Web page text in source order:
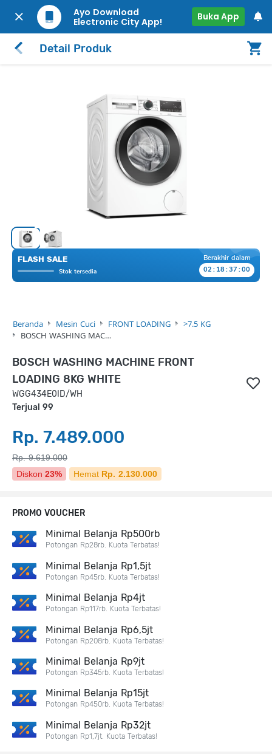
Ayo Download
Electronic City App!
Buka App
Detail Produk
Beranda Mesin Cuci FRONT LOADING
>7.5 KG
BOSCH WASHING MAC…
FLASH SALE
Stok tersedia
Berakhir dalam
02 : 18:37 :00
BOSCH WASHING MACHINE FRONT
LOADING 8KG WHITE
WGG434E0ID/WH
Terjual 99
Rp. 7.489.000
Rp. 9.619.000
Diskon 23% Hemat Rp. 2.130.000
PROMO VOUCHER
Minimal Belanja Rp500rb
Potongan Rp28rb. Kuota Terbatas!
Minimal Belanja Rp1,5jt
Potongan Rp45rb. Kuota Terbatas!
Minimal Belanja Rp4jt
Potongan Rp117rb. Kuota Terbatas!
Minimal Belanja Rp6,5jt
Potongan Rp208rb. Kuota Terbatas!
Minimal Belanja Rp9jt
Potongan Rp345rb. Kuota Terbatas!
Minimal Belanja Rp15jt
Potongan Rp450rb. Kuota Terbatas!
Minimal Belanja Rp32jt
Potongan Rp1,7jt. Kuota Terbatas!